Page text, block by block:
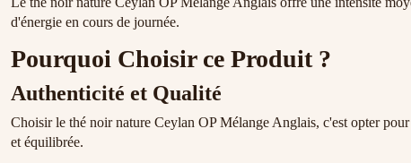
d'énergie en cours de journée.
Pourquoi Choisir ce Produit ?
Authenticité et Qualité
Choisir le thé noir nature Ceylan OP Mélange Anglais, c'est opter
et équilibrée.